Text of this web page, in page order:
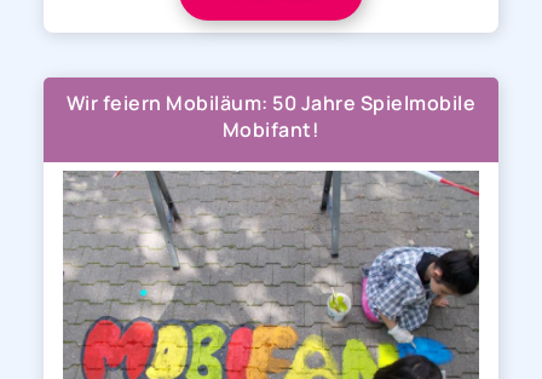
Wir feiern Mobiläum: 50 Jahre Spielmobile
Mobifant!